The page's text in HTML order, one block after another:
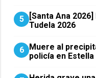
5
[Santa Ana
Tudela 2026
6 Muere al
policía en Estella